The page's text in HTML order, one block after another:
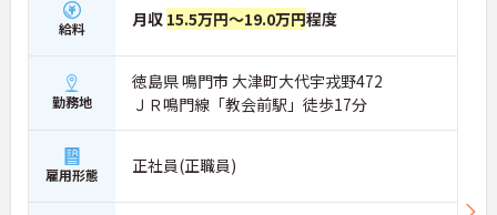
給料 月収 15.5万円～19.0万円程度
勤務地
徳島県 鳴門市 大津町大代宇戎野472
ＪＲ鳴門線「教会前駅」徒歩17分
雇用形態 正社員(正職員)